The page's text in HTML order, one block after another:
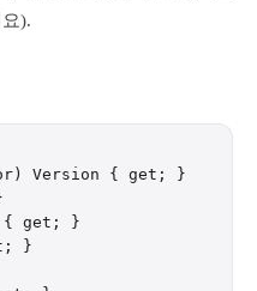
).
Version { get; }   //
}                       //
{ get; }               //
}                    //
//